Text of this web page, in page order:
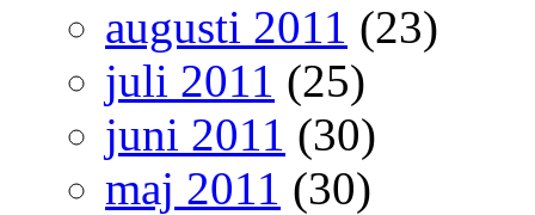
augusti 2011 (23)
juli 2011 (25)
juni 2011 (30)
maj 2011 (30)